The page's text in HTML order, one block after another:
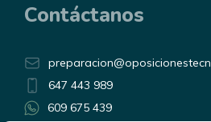
Contáctanos
647 443 989
609 675 439